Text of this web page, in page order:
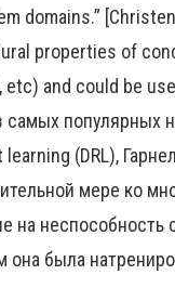
domains.”
properties of
and could be
самых популярных
(DRL),
мере ко
на
она была